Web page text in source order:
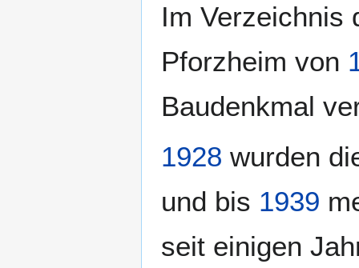
Im Verzeichnis
Pforzheim von
Baudenkmal
1928 wurden
und bis 1939
seit einigen